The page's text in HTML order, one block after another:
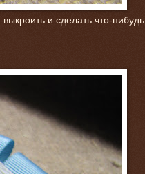
и сделать что-нибудь